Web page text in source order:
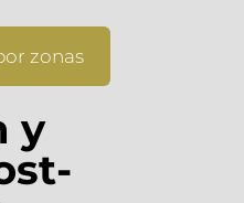
zonas
y